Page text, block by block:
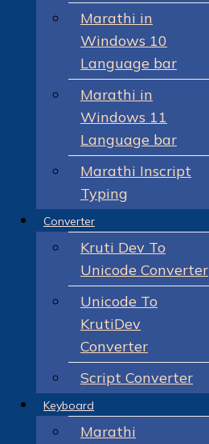
Marathi in
Windows 10
Language bar
Marathi in
Windows 11
Language bar
Marathi Inscript
Typing
Converter
Kruti Dev To
Unicode Converter
Unicode To
KrutiDev
Converter
Script Converter
Keyboard
Marathi